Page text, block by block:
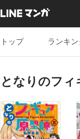
トップ ランキ
となりのフィ